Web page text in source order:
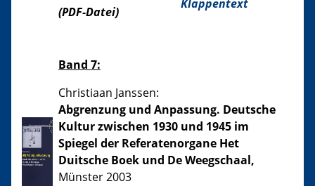
(PDF-Datei)
Klappentext
Band 7:
Christiaan Janssen:
Abgrenzung und Anpassung. Deutsche
Kultur zwischen 1930 und 1945 im
Spiegel der Referatenorgane Het
Duitsche Boek und De Weegschaal,
Münster 2003